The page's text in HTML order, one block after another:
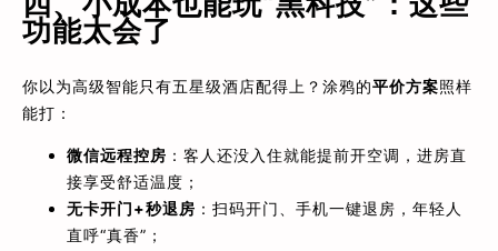
功能太会了
你以为高级智能只有五星级酒店配得上？涂鸦的平价方案照样
能打：
微信远程控房 ：客人还没入住就能提前开空调，进房直
接享受舒适温度；
无卡开门+秒退房 ：扫码开门、手机一键退房，年轻人
直呼“真香”；